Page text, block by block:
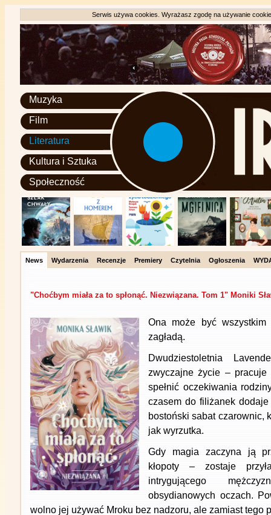
Serwis używa cookies. Wyrażasz zgodę na używanie
Muzyka
Film
Literatura
Kultura i Sztuka
Społeczność
News Wydarzenia Recenzje Premiery Czytelnia Ogłoszenia
"Choćbym miała za to spłonąć. Niezwiązana. Tom 1" Moniki
Ona może być wszystkim
zagładą.
Dwudziestoletnia
zwyczajne życie –
spełnić oczekiwania
czasem do filiżanek
bostoński sabat czarownic,
jak wyrzutka.
Gdy magia zaczyna ją
kłopoty – zostaje
intrygującego
obsydianowych oczach.
wolno jej używać Mroku bez nadzoru, ale zamiast